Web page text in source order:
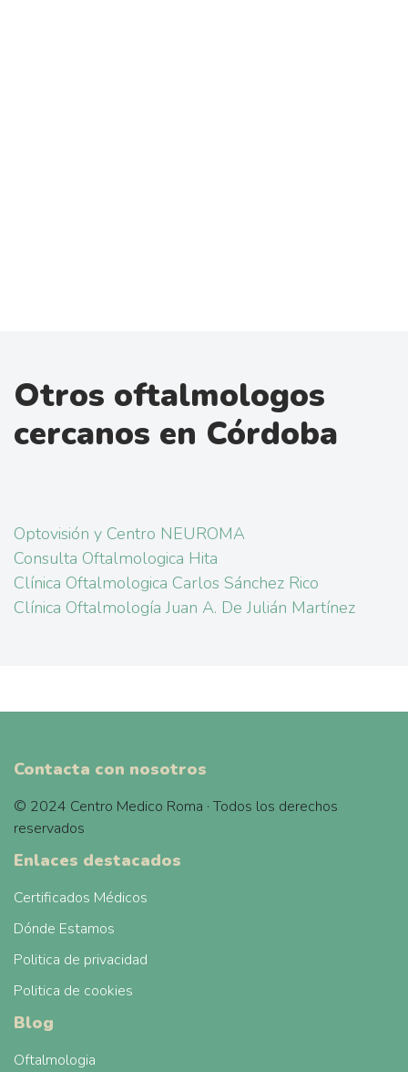
Otros oftalmologos
cercanos en Córdoba
Optovisión y Centro NEUROMA
Consulta Oftalmologica Hita
Clínica Oftalmologica Carlos Sánchez Rico
Clínica Oftalmología Juan A. De Julián Martínez
Contacta con nosotros
© 2024 Centro Medico Roma · Todos los derechos
reservados
Enlaces destacados
Certificados Médicos
Dónde Estamos
Politica de privacidad
Politica de cookies
Blog
Oftalmologia